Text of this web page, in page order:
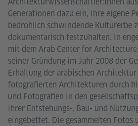
Generationen dazu ein, ihre eigene
bedrohlich schwindende Kulturerbe
dokumentarisch festzuhalten. In
mit dem Arab Center for Architecture
seiner Gründung im Jahr 2008 der
Erhaltung der arabischen
fotografierten Architekturen durch
und Fotografien in den
ihrer Entstehungs-, Bau- und
eingebettet. Die gesammelten Fotos